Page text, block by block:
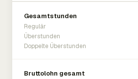
Gesamtstunden
Regulär
Überstunden
Doppelte Überstunden
Bruttolohn gesamt